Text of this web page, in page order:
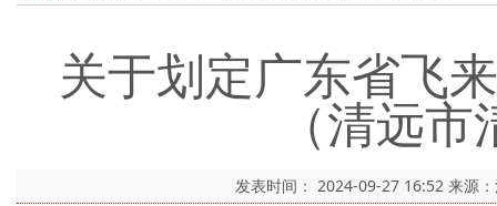
关于划定广东省飞
（清远
发表时间： 2024-09-27 16:52 来源